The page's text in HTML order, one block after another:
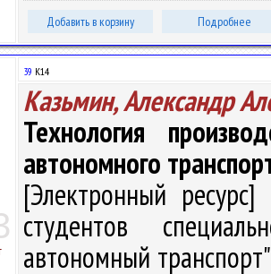
Добавить в корзину Подробнее
39 К14
Казьмин, Александр
Технология
автономного
[Электронный
студентов
автономный